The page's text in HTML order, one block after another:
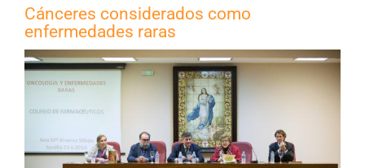
Cánceres considerados como
enfermedades raras